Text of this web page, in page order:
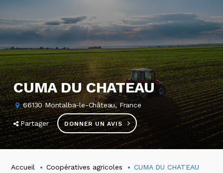
CUMA DU CHATEAU
66130 Montalba-le-Château, France
Partager DONNER UN AVIS
Accueil Coopératives agricoles CUMA DU CHATEAU